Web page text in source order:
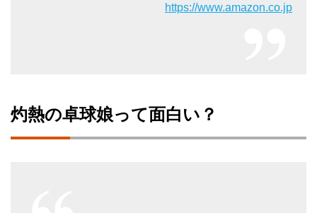
https://www.amazon.co.jp
灼熱の卓球娘って面白い？